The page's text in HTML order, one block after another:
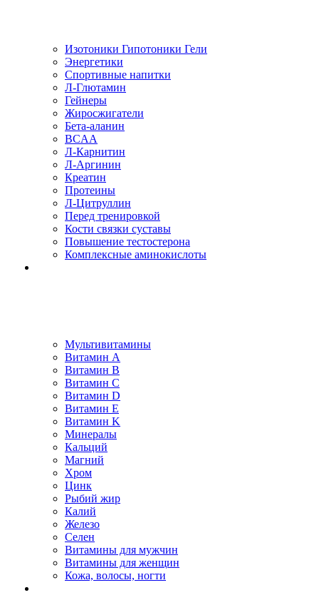
Изотоники Гипотоники Гели
Энергетики
Спортивные напитки
Л-Глютамин
Гейнеры
Жиросжигатели
Бета-аланин
BCAA
Л-Карнитин
Л-Аргинин
Креатин
Протеины
Л-Цитруллин
Перед тренировкой
Кости связки суставы
Повышение тестостерона
Комплексные аминокислоты
Мультивитамины
Витамин A
Витамин B
Витамин C
Витамин D
Витамин E
Витамин K
Минералы
Кальций
Магний
Хром
Цинк
Рыбий жир
Калий
Железо
Селен
Витамины для мужчин
Витамины для женщин
Кожа, волосы, ногти